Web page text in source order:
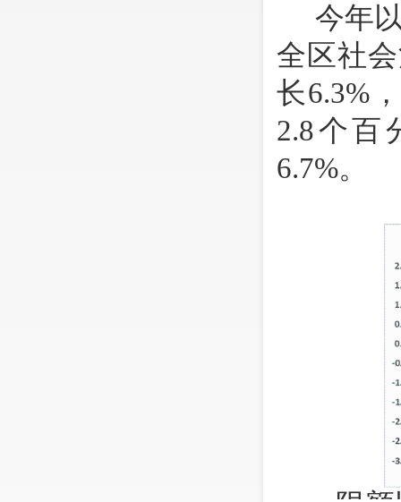
今年
全区社
长6.3%
2.8个百
6.7%。